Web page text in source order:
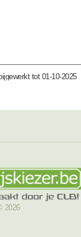
tot 01-10-2025
2026